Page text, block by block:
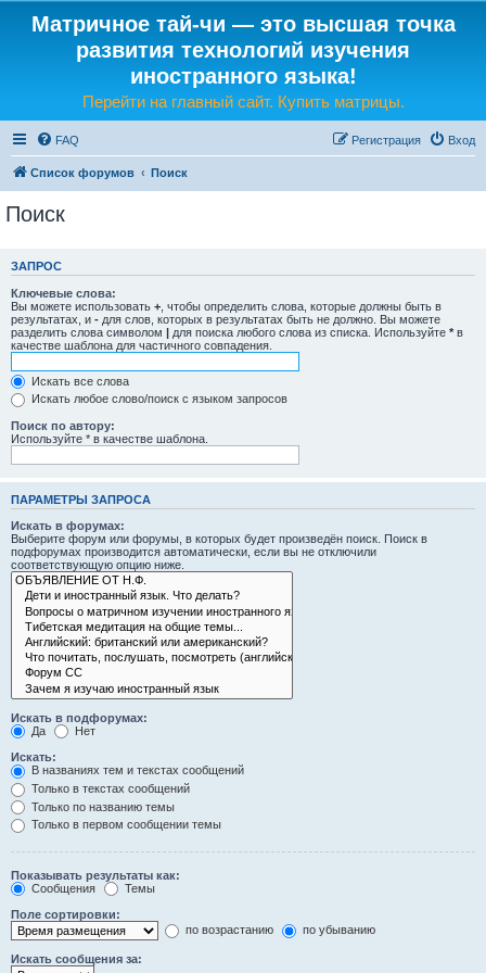
Матричное тай-чи — это высшая точка
развития технологий изучения
иностранного языка!
Перейти на главный сайт. Купить матрицы.
FAQ Вход
Регистрация
Список форумов Поиск
Поиск
ЗАПРОС
Ключевые слова:
Вы можете использовать + , чтобы определить слова, которые должны быть в
результатах, и - для слов, которых в результатах быть не должно. Вы можете
разделить слова символом | для поиска любого слова из списка. Используйте * в
качестве шаблона для частичного совпадения.
Искать все слова
Искать любое слово/поиск с языком запросов
Поиск по автору:
Используйте * в качестве шаблона.
ПАРАМЕТРЫ ЗАПРОСА
Искать в форумах:
Выберите форум или форумы, в которых будет произведён поиск. Поиск в
подфорумах производится автоматически, если вы не отключили
соответствующую опцию ниже.
Искать в подфорумах:
Да
Нет
Искать:
В названиях тем и текстах сообщений
Только в текстах сообщений
Только по названию темы
Только в первом сообщении темы
Показывать результаты как:
Сообщения
Темы
Поле сортировки:
по возрастанию
по убыванию
Искать сообщения за: